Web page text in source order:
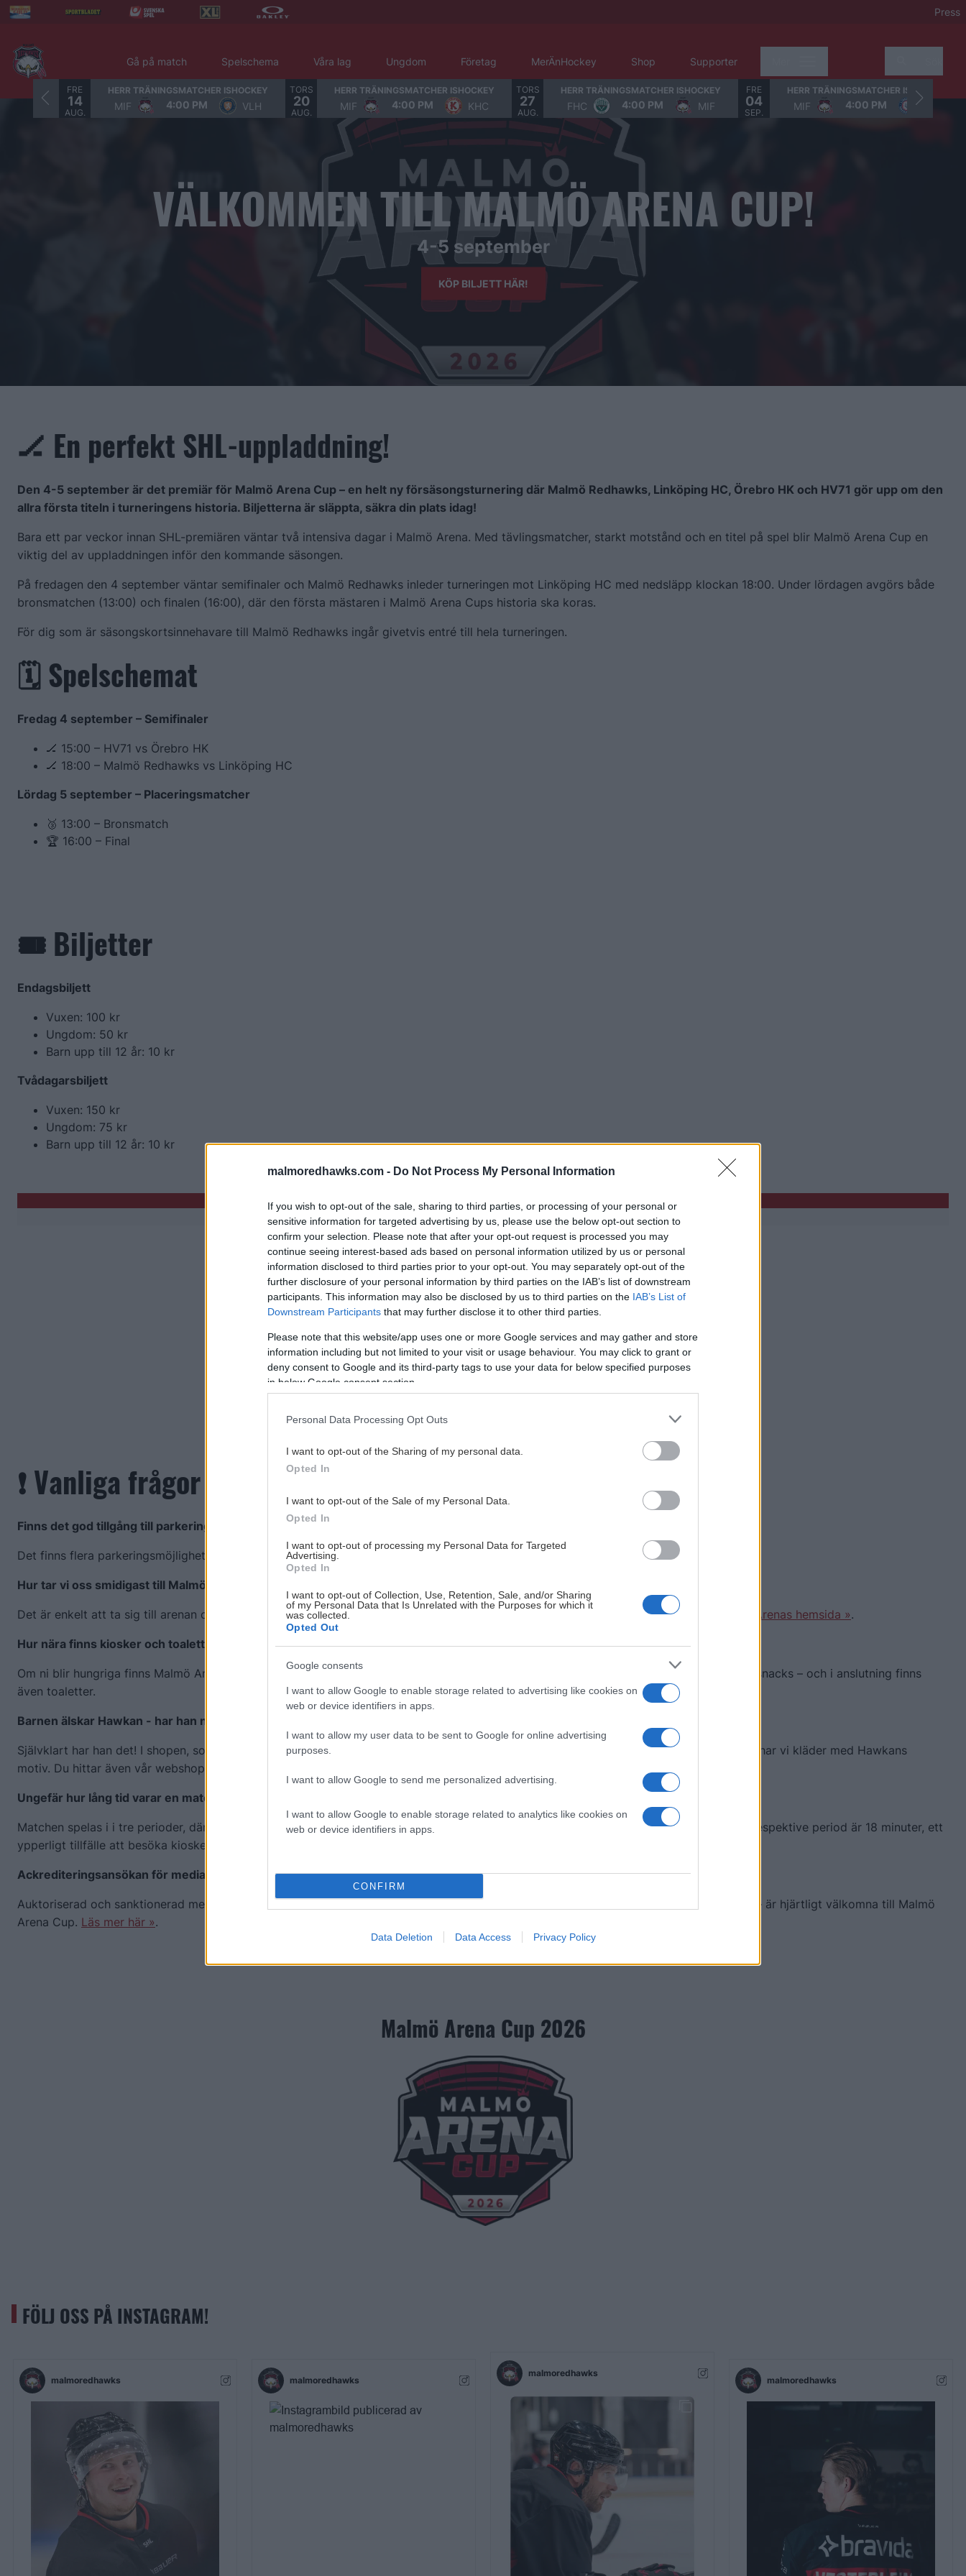
malmoredhawks.com - Do Not Process My Personal Information
If you wish to opt-out of the sale, sharing to third parties, or processing of your personal or
sensitive information for targeted advertising by us, please use the below opt-out section to
confirm your selection. Please note that after your opt-out request is processed you may
continue seeing interest-based ads based on personal information utilized by us or personal
information disclosed to third parties prior to your opt-out. You may separately opt-out of the
further disclosure of your personal information by third parties on the IAB’s list of downstream
participants. This information may also be disclosed by us to third parties on the IAB’s List of
Downstream Participants that may further disclose it to other third parties.
Please note that this website/app uses one or more Google services and may gather and store
information including but not limited to your visit or usage behaviour. You may click to grant or
deny consent to Google and its third-party tags to use your data for below specified purposes
in below Google consent section.
Personal Data Processing Opt Outs
I want to opt-out of the Sharing of my personal data.
Opted In
I want to opt-out of the Sale of my Personal Data.
Opted In
I want to opt-out of processing my Personal Data for Targeted
Advertising.
Opted In
I want to opt-out of Collection, Use, Retention, Sale, and/or Sharing
of my Personal Data that Is Unrelated with the Purposes for which it
was collected.
Opted Out
Google consents
I want to allow Google to enable storage related to advertising like cookies on
web or device identifiers in apps.
I want to allow my user data to be sent to Google for online advertising
purposes.
I want to allow Google to send me personalized advertising.
I want to allow Google to enable storage related to analytics like cookies on
web or device identifiers in apps.
CONFIRM
Data Deletion Data Access Privacy Policy
Press
Gå på match Spelschema Våra lag Ungdom Företag MerÄnHockey Shop Supporter
FRE
14
AUG.
HERR TRÄNINGSMATCHER ISHOCKEY
MIF 4:00 PM VLH
TORS
20
AUG.
HERR TRÄNINGSMATCHER ISHOCKEY
MIF 4:00 PM KHC
TORS
27
AUG.
HERR TRÄNINGSMATCHER ISHOCKEY
FHC 4:00 PM MIF
FRE
04
SEP.
HERR TRÄNINGSMATCHER ISHOCKEY
MIF 4:00 PM
Bild 1 av 1. Välkommen till Malmö Arena Cup!. 4-5 september
VÄLKOMMEN TILL MALMÖ ARENA CUP!
4-5 september
KÖP BILJETT HÄR!
🏒 En perfekt SHL-uppladdning!
Den 4-5 september är det premiär för Malmö Arena Cup – en helt ny försäsongsturnering där Malmö Redhawks, Linköping HC, Örebro HK och HV71 gör upp om den
allra första titeln i turneringens historia. Biljetterna är släppta, säkra din plats idag!
Bara ett par veckor innan SHL-premiären väntar två intensiva dagar i Malmö Arena. Med tävlingsmatcher, starkt motstånd och en titel på spel blir Malmö Arena Cup en
viktig del av uppladdningen inför den kommande säsongen.
På fredagen den 4 september väntar semifinaler och Malmö Redhawks inleder turneringen mot Linköping HC med nedsläpp klockan 18:00. Under lördagen avgörs både
bronsmatchen (13:00) och finalen (16:00), där den första mästaren i Malmö Arena Cups historia ska koras.
För dig som är säsongskortsinnehavare till Malmö Redhawks ingår givetvis entré till hela turneringen.
🗓️ Spelschemat
Fredag 4 september – Semifinaler
🏒 15:00 – HV71 vs Örebro HK
🏒 18:00 – Malmö Redhawks vs Linköping HC
Lördag 5 september – Placeringsmatcher
🥉 13:00 – Bronsmatch
🏆 16:00 – Final
🎟️ Biljetter
Endagsbiljett
Vuxen: 100 kr
Ungdom: 50 kr
Barn upp till 12 år: 10 kr
Tvådagarsbiljett
Vuxen: 150 kr
Ungdom: 75 kr
Barn upp till 12 år: 10 kr
KÖP DIN BILJETT HÄR!
Deltagande lag 2026
❗ Vanliga frågor
Finns det god tillgång till parkering?
Det finns flera parkeringsmöjligheter i området – både parkeringshus, garage och utomhusparkeringar.
Hur tar vi oss smidigast till Malmö Arena?
Det är enkelt att ta sig till arenan oavsett om du cyklar, går, kör bil eller åker kollektivt med tåg eller buss. Mer info hittar du på Malmö Arenas hemsida ».
Hur nära finns kiosker och toaletter?
Om ni blir hungriga finns Malmö Arenas kiosker i nära anslutning till läktaren. I kiosken erbjuds ett brett utbud av mat, dryck, godis och snacks – och i anslutning finns
även toaletter.
Barnen älskar Hawkan - har han någon egen souvenir vi kan få med oss hem?
Självklart har han det! I shopen, som ni hittar precis innanför huvudentrén, finns Hawkan som ett gosdjur i två olika storlekar. Dessutom har vi kläder med Hawkans
motiv. Du hittar även vår webshop på
Ungefär hur lång tid varar en match?
Matchen spelas i i tre perioder, där vardera period är 20 minuter lång. En match brukar vanligtvis pågå i 2-2,5 timme. Pauserna mellan respektive period är 18 minuter, ett
ypperligt tillfälle att besöka kiosker eller toaletter.
Ackrediteringsansökan för media
Auktoriserad och sanktionerad media – såsom TV, radio och dagspress, samt av Malmö Redhawks godkända bloggar och webbplatser – är hjärtligt välkomna till Malmö
Arena Cup. Läs mer här ».
Malmö Arena Cup 2026
FÖLJ OSS PÅ INSTAGRAM!
malmoredhawks malmoredhawks
malmoredhawks
malmoredhawks